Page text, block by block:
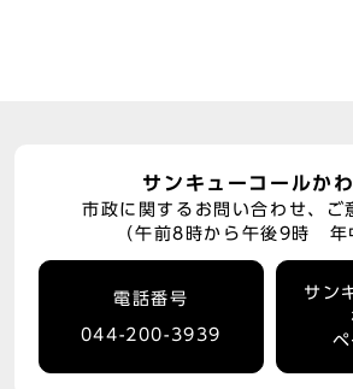
サンキューコールか
市政に関するお問い合わせ、ご
（午前8時から午後9時 年
電話番号
044-200-3939
サン